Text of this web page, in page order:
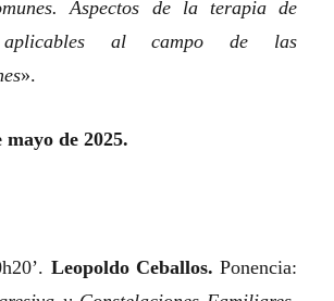
Aspectos de la terapia de
aplicables al campo de las
».
mayo de 2025.
Leopoldo Ceballos. Ponencia: